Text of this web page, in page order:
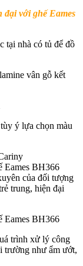
đại với ghế Eames
tại nhà có tủ để đồ
vân gỗ kết
ý lựa chọn màu
của đối tượng
trung, hiện đại
trình xử lý công
trường như ẩm ướt,